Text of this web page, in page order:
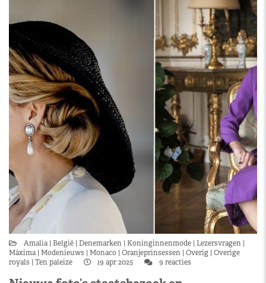
Amalia België Denemarken Koninginnenmode Lezersvragen
Máxima Modenieuws Monaco Oranjeprinsessen Overig Overige
royals
Ten paleize 19 apr 2025 9 reacties